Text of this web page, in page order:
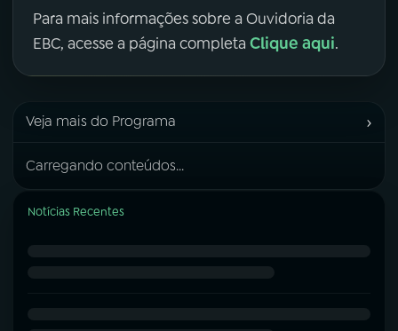
Para mais informações sobre a Ouvidoria da
EBC, acesse a página completa Clique aqui.
Veja mais do Programa ›
Carregando conteúdos...
Notícias Recentes